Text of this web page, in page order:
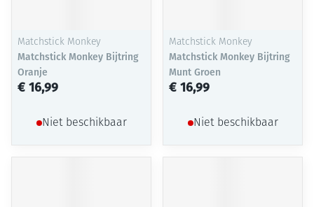
Matchstick Monkey
Matchstick Monkey Bijtring
Oranje
€ 16,99
Niet beschikbaar
Matchstick Monkey
Matchstick Monkey Bijtring
Munt Groen
€ 16,99
Niet beschikbaar